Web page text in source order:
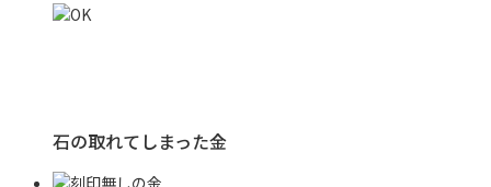
石の取れてしまった金